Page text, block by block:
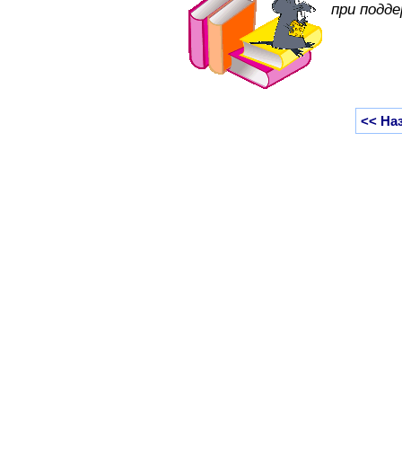
при
<<